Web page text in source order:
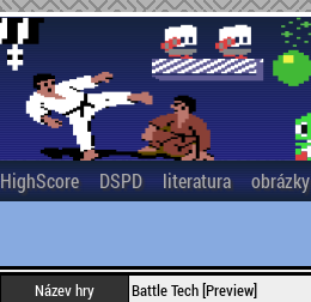
HighScore DSPD literatura obrázky
Název hry
Battle Tech [Preview]